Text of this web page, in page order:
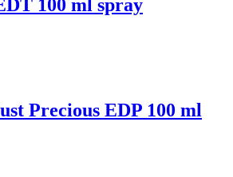
100 ml spray
Precious EDP 100 ml